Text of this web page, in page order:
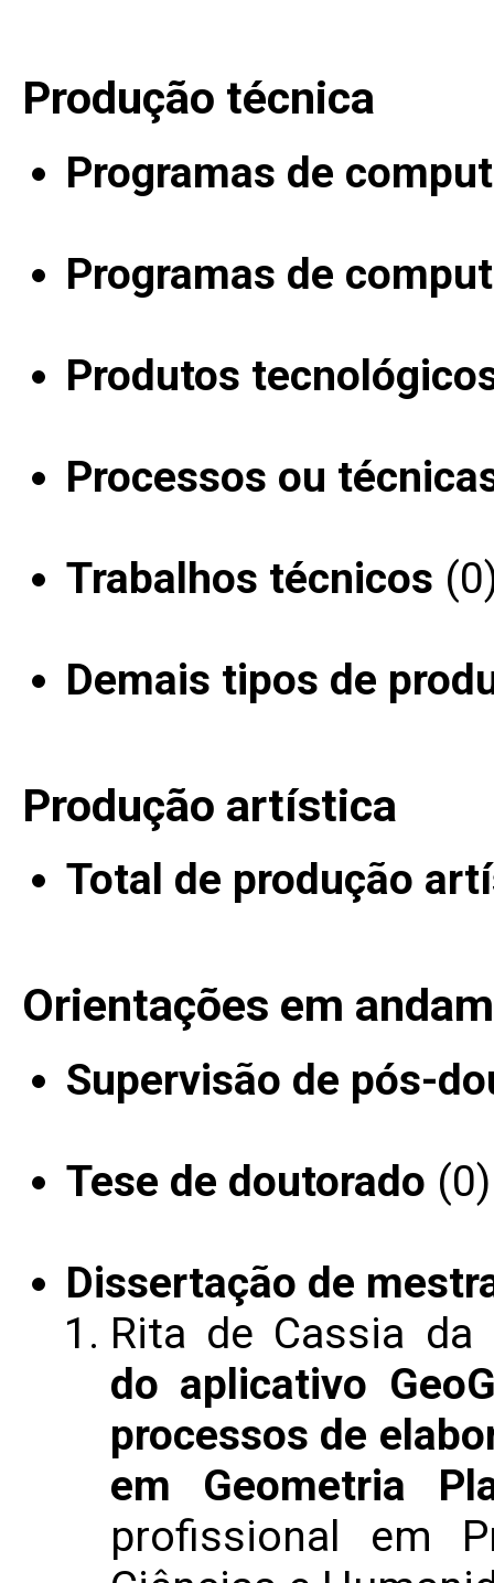
Produção técnica
Programas de
Programas de
Produtos
Processos ou
Trabalhos técnicos
Demais tipos de
Produção artística
Total de produção
Orientações em
Supervisão de pós-
Tese de doutorado (0)
Dissertação de
Rita de Cassia
do aplicativo
processos de
em Geometria
profissional em